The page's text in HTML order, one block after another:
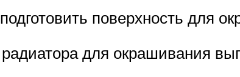
поверхность для
радиатора для окрашивания